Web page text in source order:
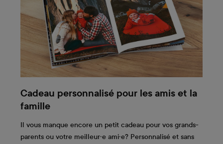
Cadeau personnalisé pour les amis et la
famille
Il vous manque encore un petit cadeau pour vos grands-
parents ou votre meilleur·e ami·e? Personnalisé et sans